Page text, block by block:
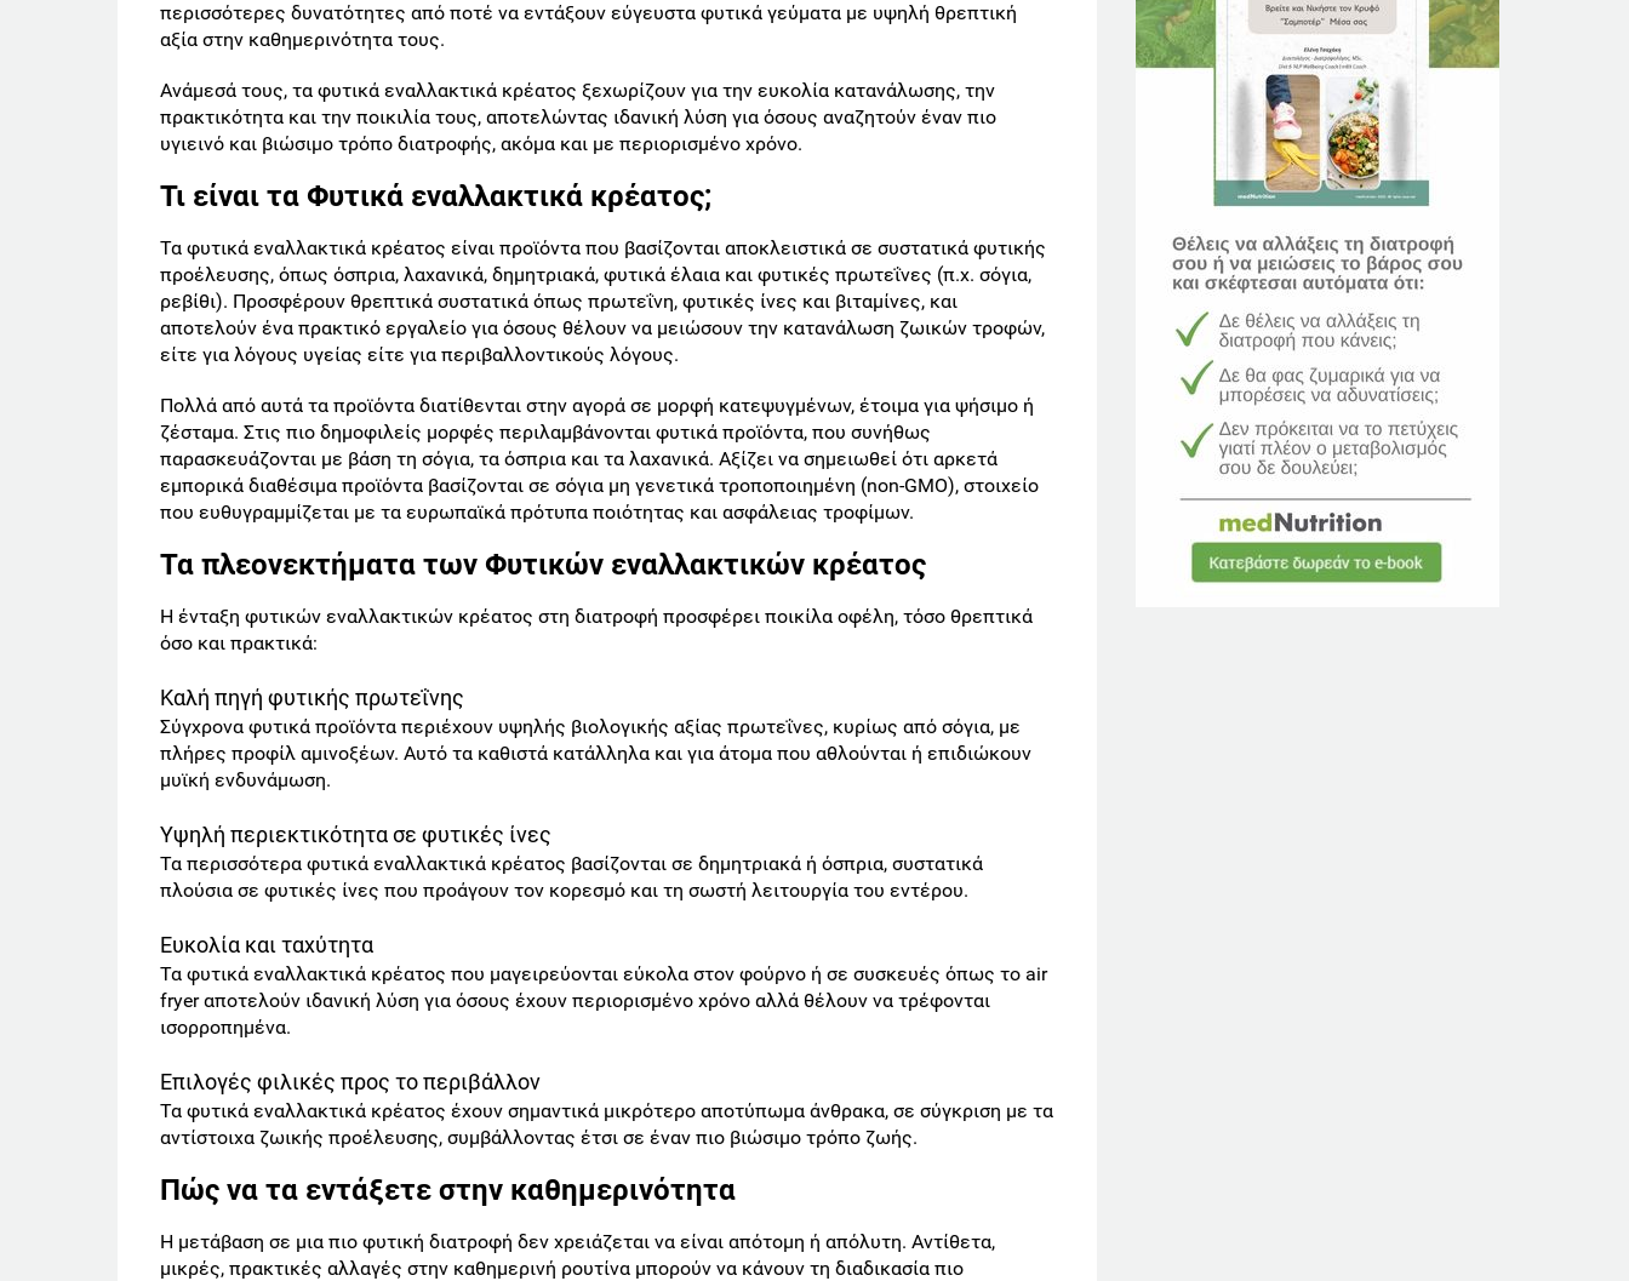
περισσότερες δυνατότητες από ποτέ να εντάξουν εύγευστα φυτικά γεύματα με υψηλή θρεπτική
αξία στην καθημερινότητα τους.
Ανάμεσά τους, τα φυτικά εναλλακτικά κρέατος ξεχωρίζουν για την ευκολία κατανάλωσης, την
πρακτικότητα και την ποικιλία τους, αποτελώντας ιδανική λύση για όσους αναζητούν έναν πιο
υγιεινό και βιώσιμο τρόπο διατροφής, ακόμα και με περιορισμένο χρόνο.
Τι είναι τα Φυτικά εναλλακτικά κρέατος;
Τα φυτικά εναλλακτικά κρέατος είναι προϊόντα που βασίζονται αποκλειστικά σε συστατικά φυτικής
προέλευσης, όπως όσπρια, λαχανικά, δημητριακά, φυτικά έλαια και φυτικές πρωτεΐνες (π.χ. σόγια,
ρεβίθι). Προσφέρουν θρεπτικά συστατικά όπως πρωτεΐνη, φυτικές ίνες και βιταμίνες, και
αποτελούν ένα πρακτικό εργαλείο για όσους θέλουν να μειώσουν την κατανάλωση ζωικών τροφών,
είτε για λόγους υγείας είτε για περιβαλλοντικούς λόγους.
Πολλά από αυτά τα προϊόντα διατίθενται στην αγορά σε μορφή κατεψυγμένων, έτοιμα για ψήσιμο ή
ζέσταμα. Στις πιο δημοφιλείς μορφές περιλαμβάνονται φυτικά προϊόντα, που συνήθως
παρασκευάζονται με βάση τη σόγια, τα όσπρια και τα λαχανικά. Αξίζει να σημειωθεί ότι αρκετά
εμπορικά διαθέσιμα προϊόντα βασίζονται σε σόγια μη γενετικά τροποποιημένη (non-GMO), στοιχείο
που ευθυγραμμίζεται με τα ευρωπαϊκά πρότυπα ποιότητας και ασφάλειας τροφίμων.
Τα πλεονεκτήματα των Φυτικών εναλλακτικών κρέατος
Η ένταξη φυτικών εναλλακτικών κρέατος στη διατροφή προσφέρει ποικίλα οφέλη, τόσο θρεπτικά
όσο και πρακτικά:
Καλή πηγή φυτικής πρωτεΐνης
Σύγχρονα φυτικά προϊόντα περιέχουν υψηλής βιολογικής αξίας πρωτεΐνες, κυρίως από σόγια, με
πλήρες προφίλ αμινοξέων. Αυτό τα καθιστά κατάλληλα και για άτομα που αθλούνται ή επιδιώκουν
μυϊκή ενδυνάμωση.
Υψηλή περιεκτικότητα σε φυτικές ίνες
Τα περισσότερα φυτικά εναλλακτικά κρέατος βασίζονται σε δημητριακά ή όσπρια, συστατικά
πλούσια σε φυτικές ίνες που προάγουν τον κορεσμό και τη σωστή λειτουργία του εντέρου.
Ευκολία και ταχύτητα
Τα φυτικά εναλλακτικά κρέατος που μαγειρεύονται εύκολα στον φούρνο ή σε συσκευές όπως το air
fryer αποτελούν ιδανική λύση για όσους έχουν περιορισμένο χρόνο αλλά θέλουν να τρέφονται
ισορροπημένα.
Επιλογές φιλικές προς το περιβάλλον
Τα φυτικά εναλλακτικά κρέατος έχουν σημαντικά μικρότερο αποτύπωμα άνθρακα, σε σύγκριση με τα
αντίστοιχα ζωικής προέλευσης, συμβάλλοντας έτσι σε έναν πιο βιώσιμο τρόπο ζωής.
Πώς να τα εντάξετε στην καθημερινότητα
Η μετάβαση σε μια πιο φυτική διατροφή δεν χρειάζεται να είναι απότομη ή απόλυτη. Αντίθετα,
μικρές, πρακτικές αλλαγές στην καθημερινή ρουτίνα μπορούν να κάνουν τη διαδικασία πιο